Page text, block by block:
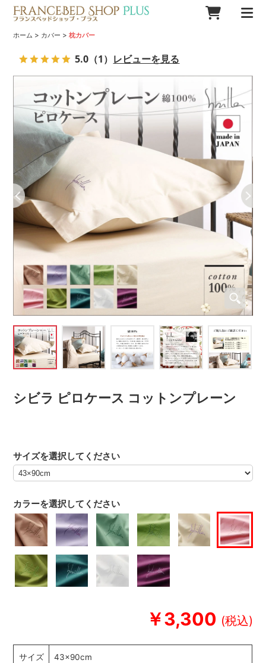
ホーム > カバー >枕カバー
シビラ ピロケース コットンプレーン
￥3,300
カラーを選択してください
サイズを選択してください
サイズ 43×90cm
5.0 （1） レビューを見る